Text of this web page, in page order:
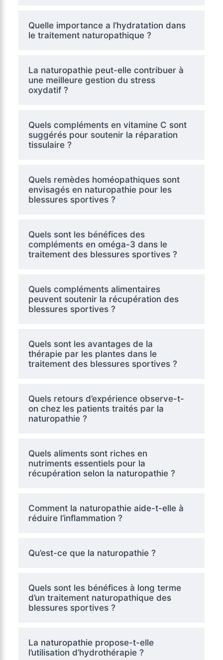
Quelle importance a l’hydratation dans
le traitement naturopathique ?
La naturopathie peut-elle contribuer à
une meilleure gestion du stress
oxydatif ?
Quels compléments en vitamine C sont
suggérés pour soutenir la réparation
tissulaire ?
Quels remèdes homéopathiques sont
envisagés en naturopathie pour les
blessures sportives ?
Quels sont les bénéfices des
compléments en oméga-3 dans le
traitement des blessures sportives ?
Quels compléments alimentaires
peuvent soutenir la récupération des
blessures sportives ?
Quels sont les avantages de la
thérapie par les plantes dans le
traitement des blessures sportives ?
Quels retours d’expérience observe-t-
on chez les patients traités par la
naturopathie ?
Quels aliments sont riches en
nutriments essentiels pour la
récupération selon la naturopathie ?
Comment la naturopathie aide-t-elle à
réduire l’inflammation ?
Qu’est-ce que la naturopathie ?
Quels sont les bénéfices à long terme
d’un traitement naturopathique des
blessures sportives ?
La naturopathie propose-t-elle
l’utilisation d’hydrothérapie ?